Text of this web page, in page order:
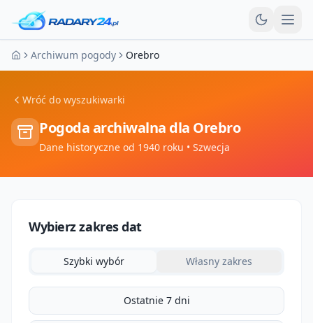
Strona główna
Archiwum pogody Orebro
Wróć do wyszukiwarki
Pogoda archiwalna dla Orebro
Dane historyczne od 1940 roku • Szwecja
Wybierz zakres dat
Szybki wybór Własny zakres
Ostatnie 7 dni